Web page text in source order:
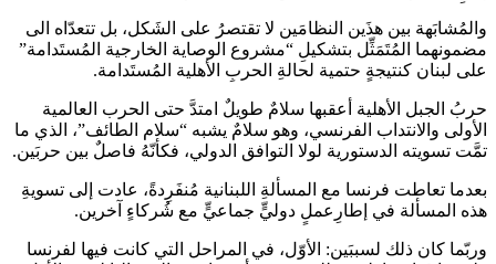
والمُشابَهة بين هذَين النظامَين لا تقتصرُ على الشَكل، بل تتعدّاه الى
مضمونهما المُتَمَثِّل بتشكيلِ “مشروع الوصاية الخارجية المُستَدامة”
على لبنان كنتيجةٍ حتمية لحالةِ الحربِ الأهلية المُستَدامة.
حربُ الجبل الأهلية أعقبها سلامٌ طويلٌ امتدَّ حتى الحرب العالمية
الأولى والانتداب الفرنسي، وهو سلامٌ يشبه “سلام الطائف”، الذي ما
تمَّت تسويته الدستورية لولا التوافق الدولي، فكأنّهُ فاصلٌ بين حربَين.
بعدما تعاطت فرنسا مع المسألةِ اللبنانية مُنفَرِدةً، عادت إلى تسويةِ
هذه المسألة في إطارِعملٍ دوليٍّ جماعيٍّ مع شُركاءٍ آخرين.
وربّما كان ذلك لسببَين: الأوّل، في المراحل التي كانت فيها لفرنسا